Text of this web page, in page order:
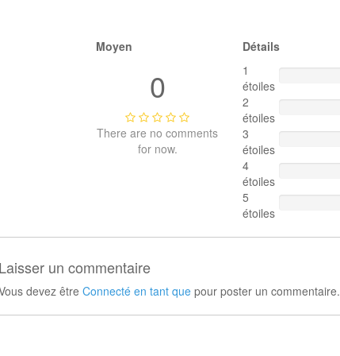
Moyen
0
There are no comments
for now.
Détails
1
étoiles
2
étoiles
3
étoiles
4
étoiles
5
étoiles
Laisser un commentaire
devez être Connecté en tant que pour poster un commentaire.